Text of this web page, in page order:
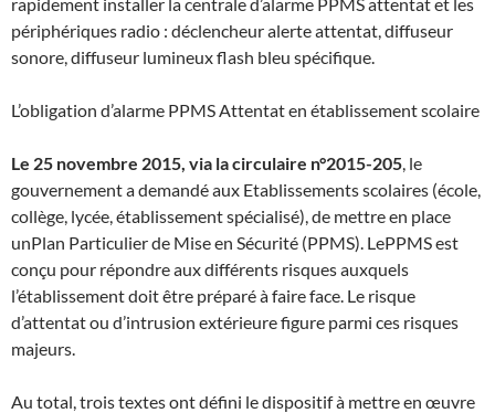
périphériques radio : déclencheur alerte attentat, diffuseur
sonore, diffuseur lumineux flash bleu spécifique.
L’obligation d’alarme PPMS Attentat en établissement scolaire
Le 25 novembre 2015, via la circulaire n°2015-205 , le
gouvernement a demandé aux Etablissements scolaires (école,
collège, lycée, établissement spécialisé), de mettre en place
unPlan Particulier de Mise en Sécurité (PPMS). LePPMS est
conçu pour répondre aux différents risques auxquels
l’établissement doit être préparé à faire face. Le risque
d’attentat ou d’intrusion extérieure figure parmi ces risques
majeurs.
Au total, trois textes ont défini le dispositif à mettre en œuvre